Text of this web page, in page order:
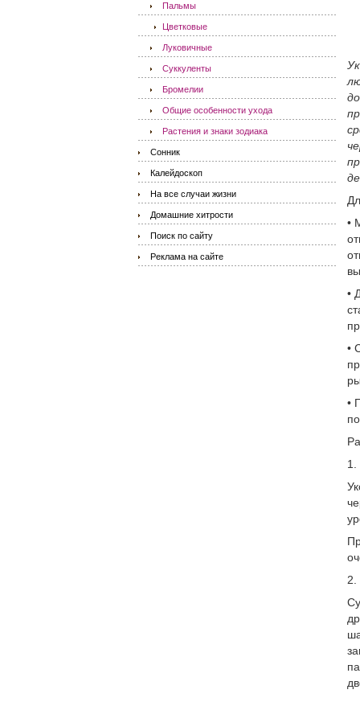
Пальмы
Цветковые
Луковичные
Суккуленты
Бромелии
Общие особенности ухода
Растения и знаки зодиака
Сонник
Калейдоскоп
На все случаи жизни
Домашние хитрости
Поиск по сайту
Реклама на сайте
•
•
•
•
1.
2.